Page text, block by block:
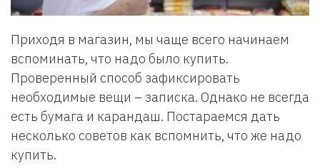
Приходя в магазин, мы чаще всего начинаем
вспоминать, что надо было купить.
Проверенный способ зафиксировать
необходимые вещи – записка. Однако не всегда
есть бумага и карандаш. Постараемся дать
несколько советов как вспомнить, что же надо
купить.